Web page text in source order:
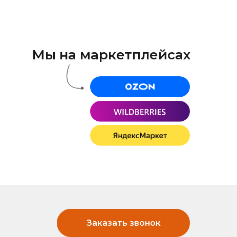
Мы на маркетплейсах
Заказать звонок